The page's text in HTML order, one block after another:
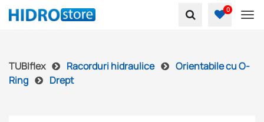
0
TUBIflex Racorduri hidraulice
Orientabile cu O-
Ring
Drept